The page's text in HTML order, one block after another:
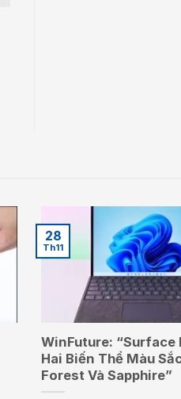
WinFuture: “Surface
Hai Biến Thể Màu
Forest Và Sapphire”
28
Th11